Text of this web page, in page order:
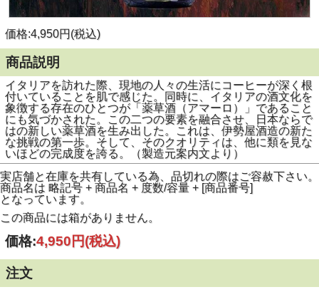
価格:4,950円(税込)
商品説明
イタリアを訪れた際、現地の人々の生活にコーヒーが深く根
付いていることを肌で感じた。同時に、イタリアの酒文化を
象徴する存在のひとつが「薬草酒（アマーロ）」であること
にも気づかされた。この二つの要素を融合させ、日本ならで
はの新しい薬草酒を生み出した。これは、伊勢屋酒造の新た
な挑戦の第一歩。そして、そのクオリティは、他に類を見な
いほどの完成度を誇る。（製造元案内文より）
実店舗と在庫を共有している為、品切れの際はご容赦下さい。
商品名は 略記号 + 商品名 + 度数/容量 + [商品番号]
となっています。
この商品には箱がありません。
価格:4,950円(税込)
注文